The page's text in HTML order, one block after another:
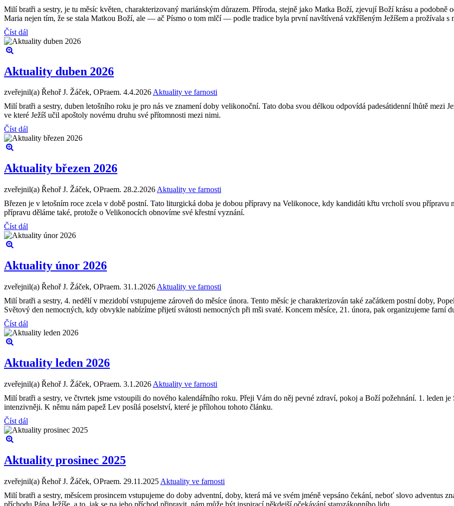
Milí bratři a sestry, je tu měsíc květen, charakterizovaný mariánským důrazem. Příroda, stejně jako Matka Boží, zjevují Boží krásu a
Maria nejen tím, že se stala Matkou Boží, ale — ač Písmo o tom mlčí — podle tradice byla první navštívená vzkříšeným Ježíšem a prožívala s
Číst dál
Aktuality duben 2026
zveřejnil(a) Řehoř J. Žáček, OPraem. 4.4.2026Aktuality ve farnosti
Milí bratři a sestry, duben letošního roku je pro nás ve znamení doby velikonoční. Tato doba svou délkou odpovídá padesátidenní lhůtě mezi
ve které Ježíš učil apoštoly novému druhu své přítomnosti mezi nimi.
Číst dál
Aktuality březen 2026
zveřejnil(a) Řehoř J. Žáček, OPraem. 28.2.2026 Aktuality ve farnosti
Březen je v letošním roce zcela v době postní. Tato liturgická doba je dobou přípravy na Velikonoce, kdy kandidáti křtu vrcholí svou
přípravu děláme také, protože o Velikonocích obnovíme své křestní vyznání.
Číst dál
Aktuality únor 2026
zveřejnil(a) Řehoř J. Žáček, OPraem. 31.1.2026 Aktuality ve farnosti
Milí bratři a sestry, 4. nedělí v mezidobí vstupujeme zároveň do měsíce února. Tento měsíc je charakterizován také začátkem postní doby,
Světový den nemocných, kdy obvykle nabízíme přijetí svátosti nemocných při mši svaté. Koncem měsíce, 21. února, pak organizujeme farní
Číst dál
Aktuality leden 2026
zveřejnil(a) Řehoř J. Žáček, OPraem. 3.1.2026 Aktuality ve farnosti
Milí bratři a sestry, ve čtvrtek jsme vstoupili do nového kalendářního roku. Přeji Vám do něj pevné zdraví, pokoj a Boží požehnání. 1. leden
intenzivněji. K němu nám papež Lev posílá poselství, které je přílohou tohoto článku.
Číst dál
Aktuality prosinec 2025
zveřejnil(a) Řehoř J. Žáček, OPraem. 29.11.2025 Aktuality ve farnosti
Milí bratři a sestry, měsícem prosincem vstupujeme do doby adventní, doby, která má ve svém jméně vepsáno čekání, neboť slovo adventus
příchodu Pána Ježíše, a to, jak se na jeho příchod připravit, nám může být inspirací někdejší očekávání starozákonního lidu.